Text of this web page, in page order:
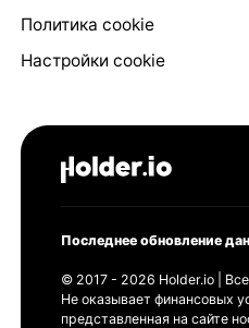
Политика cookie
Настройки cookie
Последнее обновление
© 2017 - 2026 Holder.io |
Не оказывает финансовых
представленная на сайте